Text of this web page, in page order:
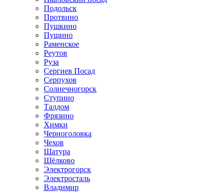
Подольск
Протвино
Пушкино
Пущино
Раменское
Реутов
Руза
Сергиев Посад
Серпухов
Солнечногорск
Ступино
Талдом
Фрязино
Химки
Черноголовка
Чехов
Шатура
Щёлково
Электрогорск
Электросталь
Владимир